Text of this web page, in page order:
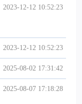
2023-12-12 10:52:23
2023-12-12 10:52:23
2025-08-02 17:31:42
2025-08-07 17:18:28